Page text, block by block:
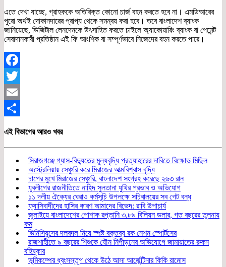
এতে দেখা যাচ্ছে, গ্রাহককে অতিরিক্ত কোনো চার্জ বহন করতে হবে না। এমডিআরের
পুরো অর্থই দোকানদারের প্রাপ্য থেকে সমন্বয় করা হবে। তবে বাংলাদেশ ব্যাংক
জানিয়েছে, ডিজিটাল লেনদেনকে উৎসাহিত করতে চাইলে অ্যাকোয়ারিং ব্যাংক বা পেমেন্ট
সেবাদানকারী প্রতিষ্ঠান এই ফি আংশিক বা সম্পূর্ণভাবে নিজেদের বহন করতে পারে।
Facebook
Twitter
Email
এই বিভাগের আরও খবর
সিরাজগঞ্জে গ্যাস-বিদ্যুতের মূল্যবৃদ্ধি প্রত্যাহারের দাবিতে বিক্ষোভ মিছিল
অস্ট্রেলিয়ায় সেঞ্চুরি করে মিরাজের আত্মবিশ্বাস বৃদ্ধি
চাপের মুখে মিরাজের সেঞ্চুরি, বাংলাদেশ সংগ্রহ করেছে ২৬৩ রান
যুবলীগের রাজনীতিতে নাহিদ সুলতানা যুথির প্রভাব ও অভিযোগ
১১ দলীয় ঐক্যের ঘেরাও কর্মসূচি উপলক্ষে সচিবালয়ের সব গেট বন্ধ
ফ্যাসিবাদীদের হাসির কারণ আমাদের বিভেদ: রাবি উপাচার্য
জুলাইয়ে বাংলাদেশের পোশাক রপ্তানি ৩.৮৯ বিলিয়ন ডলার, গত বছরের তুলনায়
কম
ভিনিসিয়ুসের দলবদল নিয়ে স্পষ্ট বক্তব্য রক নেশন স্পোর্টসের
রাজশাহীতে ৯ বছরের শিশুকে যৌন নিপীড়নের অভিযোগে জামায়াতের রুকন
বহিষ্কার
ভূমিকম্পের ধ্বংসস্তূপ থেকে উঠে আসা আর্জেন্টিনার কিকি রামোস